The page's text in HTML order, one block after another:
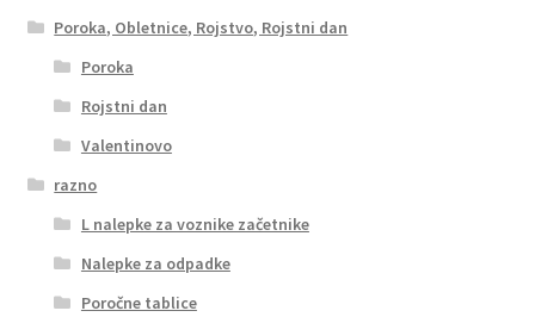
Poroka, Obletnice, Rojstvo, Rojstni dan
Poroka
Rojstni dan
Valentinovo
razno
L nalepke za voznike začetnike
Nalepke za odpadke
Poročne tablice